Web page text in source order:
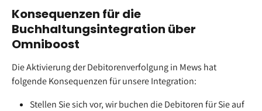
Konsequenzen für die
Buchhaltungsintegration über
Omniboost
Die Aktivierung der Debitorenverfolgung in Mews hat
folgende Konsequenzen für unsere Integration:
Stellen Sie sich vor, wir buchen die Debitoren für Sie auf